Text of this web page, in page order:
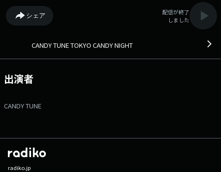
ンバーが週替わりで登場し、KAWAII LAB.が掲げる「原宿から世界へ」羽
ばたくために！？切磋琢磨する音楽&トークバラエティ番組。 是非メン
バーシップ会員になって番組を応援してください。 詳しくは番組サイト
membership.jp/candytune メッセージフォーム：
シェア
配信が終了
しました
CANDY TUNE TOKYO CANDY NIGHT
出演者
CANDY TUNE
radiko.jp